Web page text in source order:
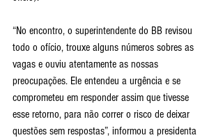
“No encontro, o superintendente do BB revisou
todo o ofício, trouxe alguns números sobres as
vagas e ouviu atentamente as nossas
preocupações. Ele entendeu a urgência e se
comprometeu em responder assim que tivesse
esse retorno, para não correr o risco de deixar
questões sem respostas”, informou a presidenta